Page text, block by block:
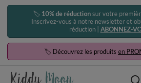
🏷️ 10% de réductionsur votre
Inscrivez-vous à notre newsletter et
réduction | ABONNEZ-
🏷️ Découvrez les produits en